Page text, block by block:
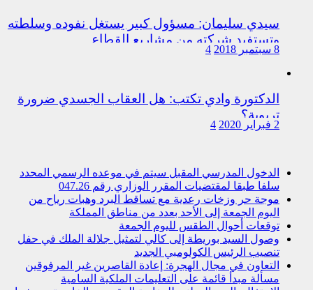
سيدي سليمان: مسؤول كبير يستغل نفوده وسلطته
وتستفيد شركته من مشاريع القطاع
8 سبتمبر 2018 4
الدكتورة وادي تكتب: هل العقاب الجسدي ضرورة
تربوية؟
2 فبراير 2020 4
الدخول المدرسي المقبل سیتم في موعده الرسمي المحدد
سلفا طبقا لمقتضیات المقرر الوزاري رقم 047.26
موجة حر وزخات رعدية مع تساقط البرد وهبات رياح من
اليوم الجمعة إلى الأحد بعدد من مناطق المملكة
توقعات أحوال الطقس لليوم الجمعة
وصول السيد بوريطة إلى كالي لتمثيل جلالة الملك في حفل
تنصيب الرئيس الكولومبي الجديد
التعاون في مجال الهجرة: إعادة القاصرين غير المرفوقين
مسألة مبدأ قائمة على التعليمات الملكية السامية